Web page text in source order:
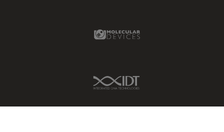
Molecular Devices Link
IDT Link